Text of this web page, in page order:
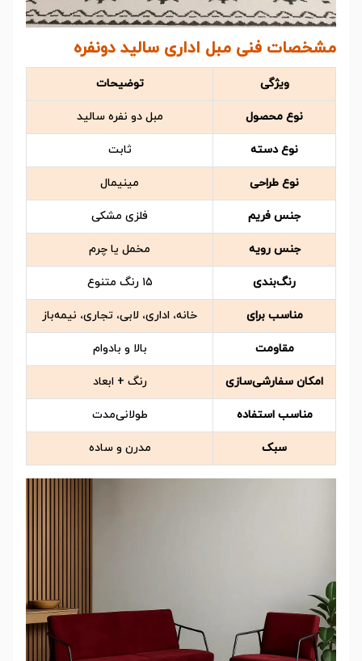
مشخصات فنی مبل اداری سالید دونفره
ویژگی توضیحات
نوع محصول مبل دو نفره سالید
نوع دسته ثابت
نوع طراحی مینیمال
جنس فریم فلزی مشکی
جنس رویه مخمل یا چرم
رنگ‌بندی ۱۵ رنگ متنوع
مناسب برای خانه، اداری، لابی، تجاری، نیمه‌باز
مقاومت بالا و بادوام
امکان سفارشی‌سازی رنگ + ابعاد
مناسب استفاده طولانی‌مدت
سبک مدرن و ساده